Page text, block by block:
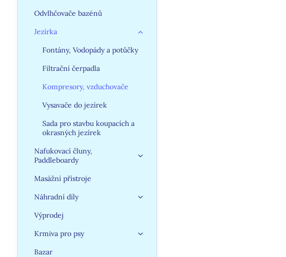
Odvlhčovače bazénů
Jezírka
Fontány, Vodopády a potůčky
Filtrační čerpadla
Kompresory, vzduchovače
Vysavače do jezírek
Sada pro stavbu koupacích a
okrasných jezírek
Nafukovací čluny,
Paddleboardy
Masážní přístroje
Náhradní díly
Výprodej
Krmiva pro psy
Bazar